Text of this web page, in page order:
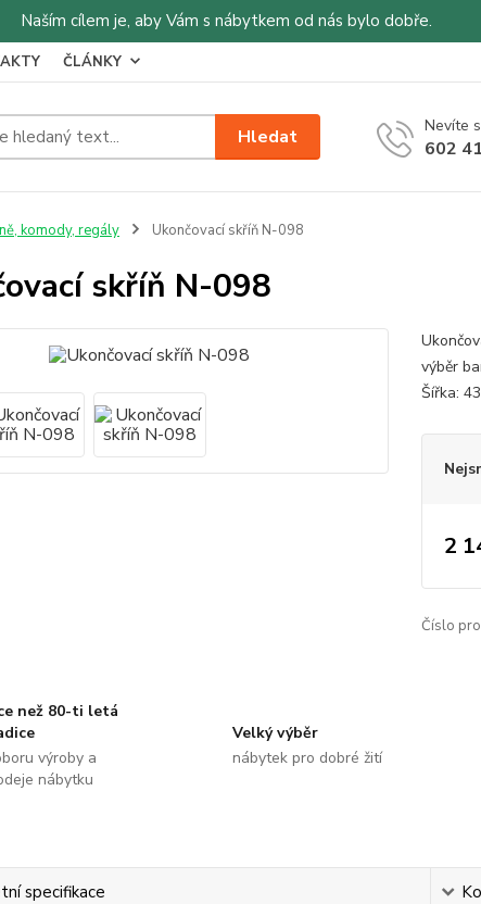
Naším cílem je, aby Vám s nábytkem od nás bylo dobře.
ČLÁNKY
Hledat Nevíte
602
komody, regály Ukončovací skříň N-098
skříň N-098
výběr
Šířka:
2
Číslo
než 80-ti letá
výroby a
nábytku
Velký výběr
nábytek pro dobré žití
specifikace